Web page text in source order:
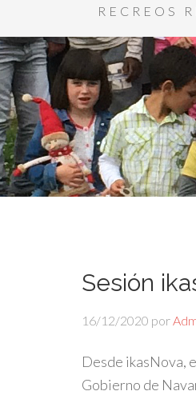
RECREOS
Sesión
16/12/2020 por
Desde ikasNova,
Gobierno de